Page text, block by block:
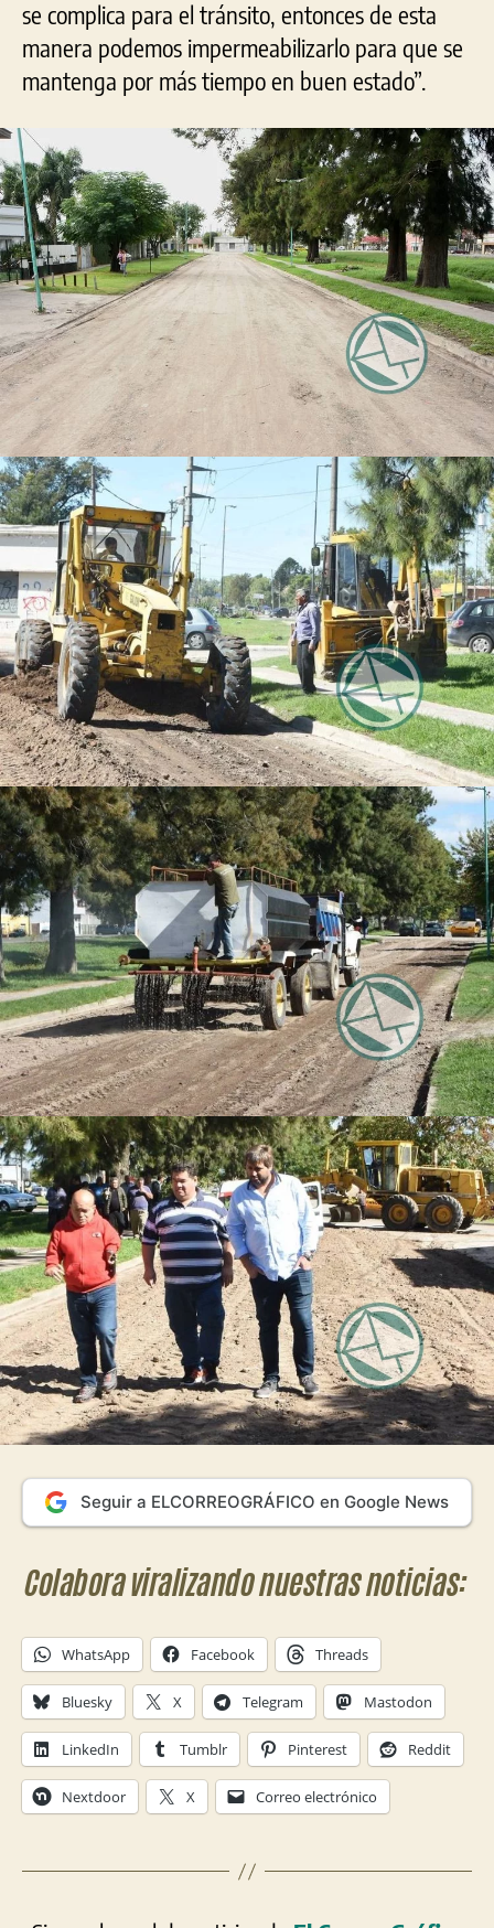
se complica para el tránsito, entonces de esta
manera podemos impermeabilizarlo para que se
mantenga por más tiempo en buen estado”.
Seguir a ELCORREOGRÁFICO en Google News
Colabora viralizando nuestras noticias:
WhatsApp Facebook Threads
Bluesky X Telegram Mastodon
LinkedIn Tumblr Pinterest Reddit
Nextdoor X Correo electrónico